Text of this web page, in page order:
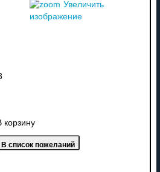
Увеличить
изображение
корзину